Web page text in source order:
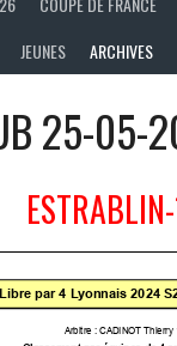
JEUNES ARCHIVES
25-05-